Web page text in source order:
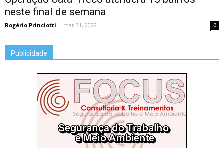
neste final de semana
Rogério Princiotti - mar 31, 2022 0
Publicidade